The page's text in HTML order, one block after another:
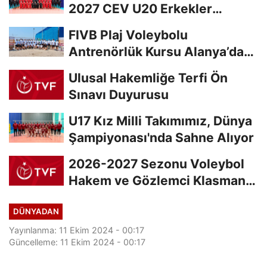
2027 CEV U20 Erkekler
FIVB Plaj Voleybolu
Antrenörlük Kursu Alanya’da
Ulusal Hakemliğe Terfi Ön
Sınavı Duyurusu
U17 Kız Milli Takımımız, Dünya
Şampiyonası'nda Sahne Alıyor
2026-2027 Sezonu Voleybol
Hakem ve Gözlemci Klasman
DÜNYADAN
Yayınlanma: 11 Ekim 2024 - 00:17
Güncelleme: 11 Ekim 2024 - 00:17